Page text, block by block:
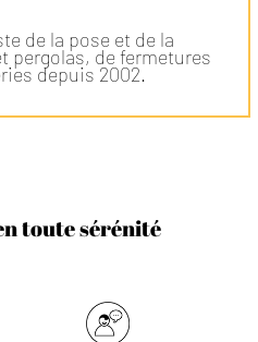
de la pose et de la
pergolas, de fermetures
depuis 2002.
toute sérénité